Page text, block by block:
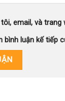
email, và
bình luận kế tiếp